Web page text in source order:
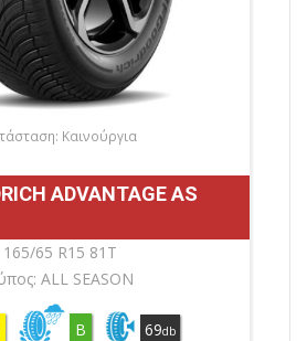
Καινούργια
ADVANTAGE AS
165/65 R15 81T
ALL SEASON
B 69db